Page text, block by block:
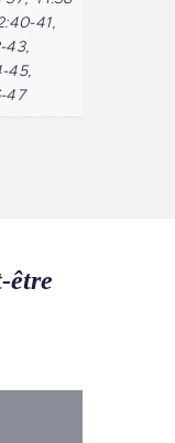
41,
43,
45,
47
être